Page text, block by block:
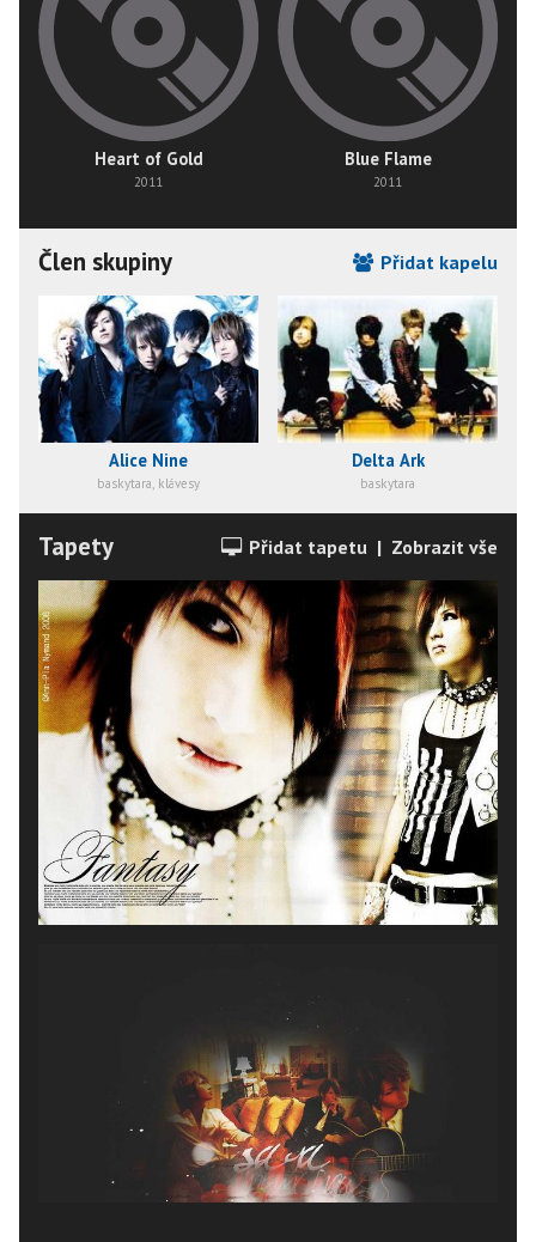
Heart of Gold
2011
Blue Flame
2011
Člen skupiny Přidat kapelu
Alice Nine
baskytara, klávesy
Delta Ark
baskytara
Tapety Přidat tapetu | Zobrazit vše